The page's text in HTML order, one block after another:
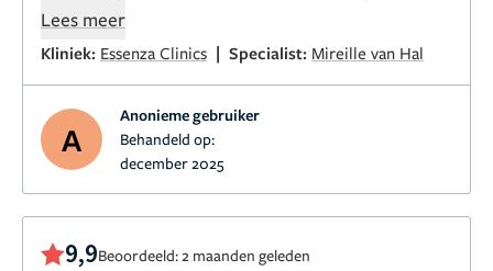
geholpen kunt worden.
Lees meer
Kliniek: Essenza Clinics | Specialist: Mireille van Hal
A
Anonieme gebruiker
Behandeld op:
december 2025
9,9Beoordeeld: 2 maanden geleden